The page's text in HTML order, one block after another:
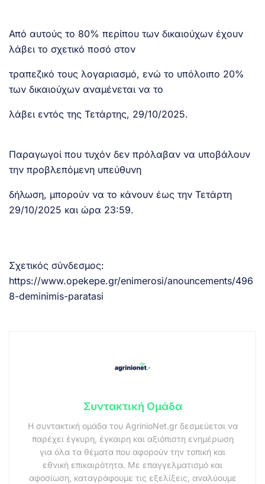
Από αυτούς το 80% περίπου των δικαιούχων έχουν
λάβει το σχετικό ποσό στον
τραπεζικό τους λογαριασμό, ενώ το υπόλοιπο 20%
των δικαιούχων αναμένεται να το
λάβει εντός της Τετάρτης, 29/10/2025.
Παραγωγοί που τυχόν δεν πρόλαβαν να υποβάλουν
την προβλεπόμενη υπεύθυνη
δήλωση, μπορούν να το κάνουν έως την Τετάρτη
29/10/2025 και ώρα 23:59.
Σχετικός σύνδεσμος:
https://www.opekepe.gr/enimerosi/anouncements/496
8-deminimis-paratasi
Συντακτική Ομάδα
Η συντακτική ομάδα του AgrinioNet.gr δεσμεύεται να
παρέχει έγκυρη, έγκαιρη και αξιόπιστη ενημέρωση
για όλα τα θέματα που αφορούν την τοπική και
εθνική επικαιρότητα. Με επαγγελματισμό και
αφοσίωση, καταγράφουμε τις εξελίξεις, αναλύουμε